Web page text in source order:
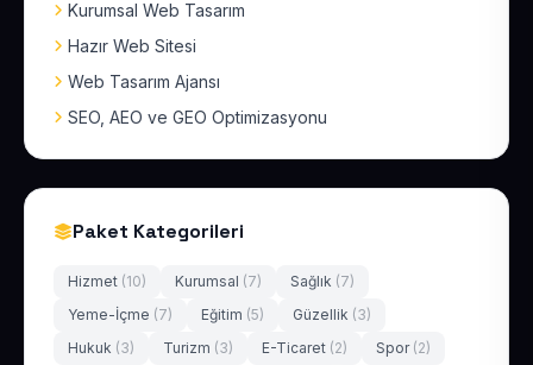
Kurumsal Web Tasarım
Hazır Web Sitesi
Web Tasarım Ajansı
SEO, AEO ve GEO Optimizasyonu
Paket Kategorileri
Hizmet (10) Kurumsal (7) Sağlık (7)
Yeme-İçme (7) Eğitim (5) Güzellik (3)
Hukuk (3) Turizm (3) E-Ticaret (2) Spor (2)